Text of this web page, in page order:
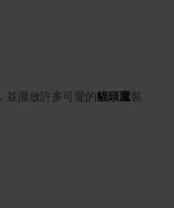
，並擺放許多可愛的貓頭鷹裝